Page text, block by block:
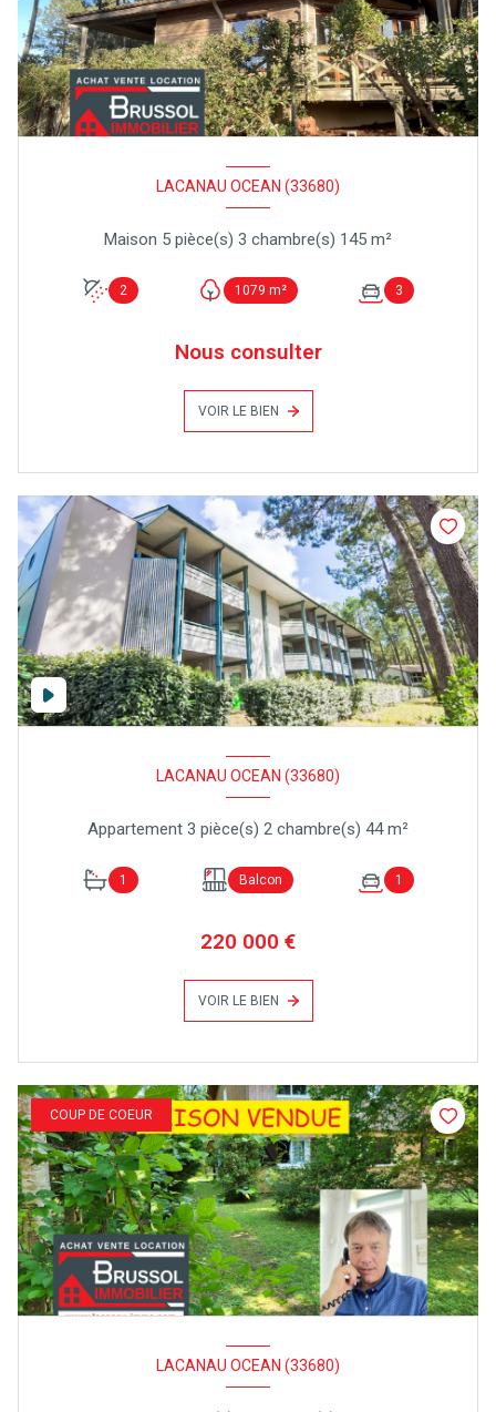
LACANAU OCEAN (33680)
Maison 5 pièce(s) 3 chambre(s) 145 m²
2 1079 m² 3
Nous consulter
VOIR LE BIEN
LACANAU OCEAN (33680)
Appartement 3 pièce(s) 2 chambre(s) 44 m²
1 Balcon 1
220 000 €
VOIR LE BIEN
COUP DE COEUR
LACANAU OCEAN (33680)